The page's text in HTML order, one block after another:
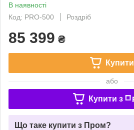
В наявності
Код: PRO-500
Роздріб
85 399 ₴
Купити
або
Купити з
Що таке купити з Пром?